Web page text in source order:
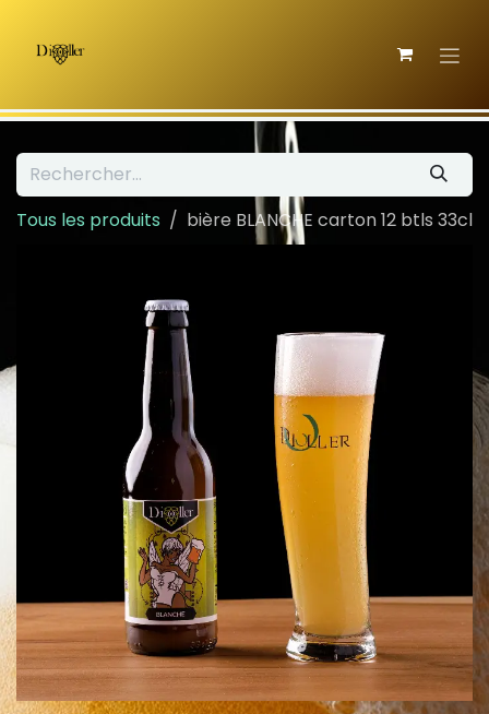
Tous les produits bière BLANCHE carton 12 btls 33cl